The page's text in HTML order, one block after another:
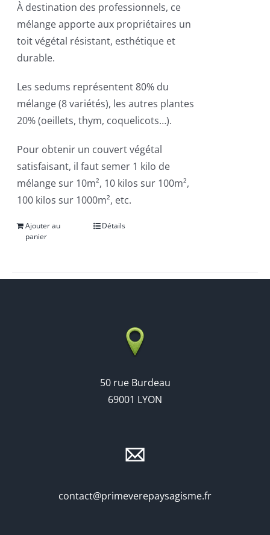
À destination des professionnels, ce
mélange apporte aux propriétaires un
toit végétal résistant, esthétique et
durable.
Les sedums représentent 80% du
mélange (8 variétés), les autres plantes
20% (oeillets, thym, coquelicots…).
Pour obtenir un couvert végétal
satisfaisant, il faut semer 1 kilo de
mélange sur 10m², 10 kilos sur 100m²,
100 kilos sur 1000m², etc.
Ajouter au
panier
Détails
50 rue Burdeau
69001 LYON
contact@primeverepaysagisme.fr